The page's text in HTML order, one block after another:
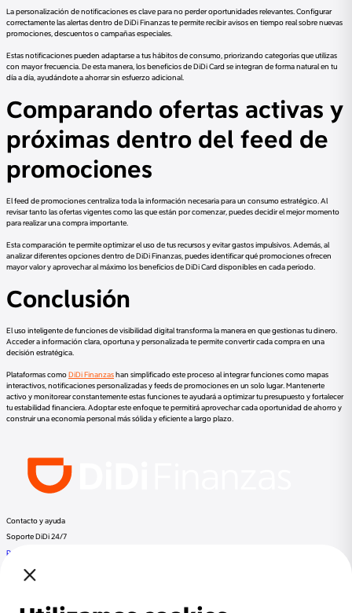
La personalización de notificaciones es clave para no perder oportunidades relevantes. Configurar
correctamente las alertas dentro de DiDi Finanzas te permite recibir avisos en tiempo real sobre nuevas
promociones, descuentos o campañas especiales.
Estas notificaciones pueden adaptarse a tus hábitos de consumo, priorizando categorías que utilizas
con mayor frecuencia. De esta manera, los beneficios de DiDi Card se integran de forma natural en tu
día a día, ayudándote a ahorrar sin esfuerzo adicional.
Comparando ofertas activas y
próximas dentro del feed de
promociones
El feed de promociones centraliza toda la información necesaria para un consumo estratégico. Al
revisar tanto las ofertas vigentes como las que están por comenzar, puedes decidir el mejor momento
para realizar una compra importante.
Esta comparación te permite optimizar el uso de tus recursos y evitar gastos impulsivos. Además, al
analizar diferentes opciones dentro de DiDi Finanzas, puedes identificar qué promociones ofrecen
mayor valor y aprovechar al máximo los beneficios de DiDi Card disponibles en cada periodo.
Conclusión
El uso inteligente de funciones de visibilidad digital transforma la manera en que gestionas tu dinero.
Acceder a información clara, oportuna y personalizada te permite convertir cada compra en una
decisión estratégica.
Plataformas como DiDi Finanzas han simplificado este proceso al integrar funciones como mapas
interactivos, notificaciones personalizadas y feeds de promociones en un solo lugar. Mantenerte
activo y monitorear constantemente estas funciones te ayudará a optimizar tu presupuesto y fortalecer
tu estabilidad financiera. Adoptar este enfoque te permitirá aprovechar cada oportunidad de ahorro y
construir una economía personal más sólida y eficiente a largo plazo.
Contacto y ayuda
Soporte DiDi 24/7
Preguntas frecuentes
Llama a DiDi Finance al:
DiDi Pasajero
DiDi ConductorDiDi Food DiDi